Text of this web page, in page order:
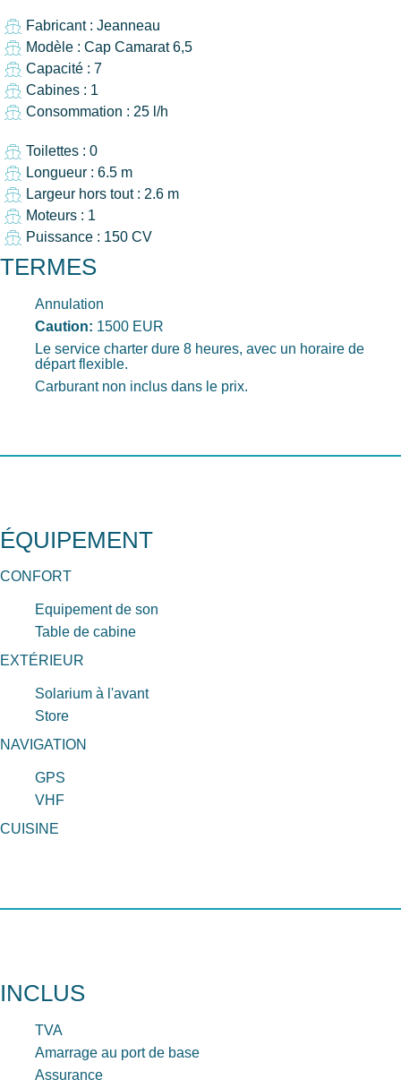
Fabricant : Jeanneau
Modèle : Cap Camarat 6,5
Capacité : 7
Cabines : 1
Consommation : 25 l/h
Toilettes : 0
Longueur : 6.5 m
Largeur hors tout : 2.6 m
Moteurs : 1
Puissance : 150 CV
TERMES
Annulation
Caution: 1500 EUR
Le service charter dure 8 heures, avec un horaire de
départ flexible.
Carburant non inclus dans le prix.
ÉQUIPEMENT
CONFORT
Equipement de son
Table de cabine
EXTÉRIEUR
Solarium à l'avant
Store
NAVIGATION
GPS
VHF
CUISINE
INCLUS
TVA
Amarrage au port de base
Assurance